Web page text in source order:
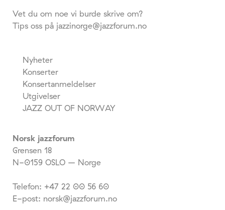
Vet du om noe vi burde skrive om?
Tips oss på jazzinorge@jazzforum.no
Nyheter
Konserter
Konsertanmeldelser
Utgivelser
JAZZ OUT OF NORWAY
Norsk jazzforum
Grensen 18
N-0159 OSLO – Norge
Telefon: +47 22 00 56 60
E-post: norsk@jazzforum.no